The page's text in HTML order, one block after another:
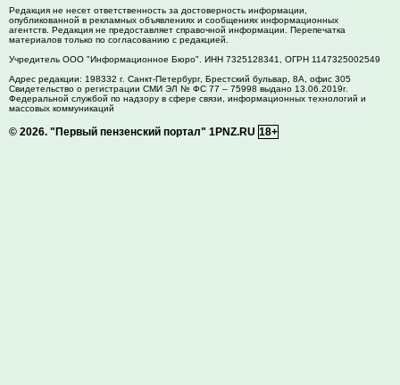
Редакция не несет ответственность за достоверность информации,
опубликованной в рекламных объявлениях и сообщениях информационных
агентств. Редакция не предоставляет справочной информации. Перепечатка
материалов только по согласованию с редакцией.
Учредитель ООО "Информационное Бюро". ИНН 7325128341, ОГРН 1147325002549
Адрес редакции: 198332 г. Санкт-Петербург, Брестский бульвар, 8А, офис 305
Свидетельство о регистрации СМИ ЭЛ № ФС 77 – 75998 выдано 13.06.2019г.
Федеральной службой по надзору в сфере связи, информационных технологий и
массовых коммуникаций
© 2026. "Первый пензенский портал" 1PNZ.RU 18+